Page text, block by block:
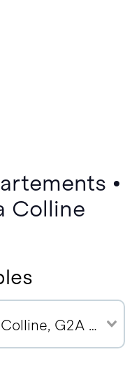
•
Colline
11633 Boulevard de la Colline, G2A 2E1